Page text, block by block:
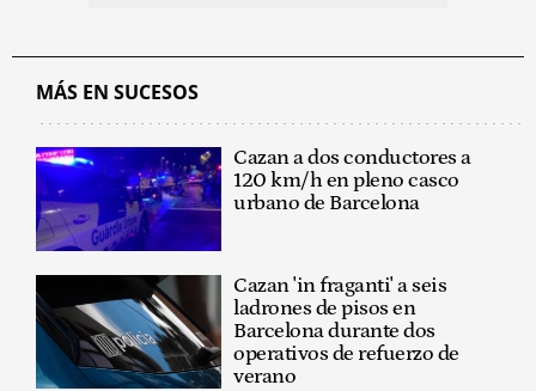
MÁS EN SUCESOS
Cazan a dos conductores a
120 km/h en pleno casco
urbano de Barcelona
Cazan 'in fraganti' a seis
ladrones de pisos en
Barcelona durante dos
operativos de refuerzo de
verano